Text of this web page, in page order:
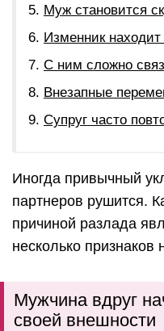
Муж становится
Изменник
С ним сложно
Внезапные
Супруг часто
Иногда привычный
партнеров рушится.
причиной разлада
несколько признаков
Мужчина вдруг
своей внешности